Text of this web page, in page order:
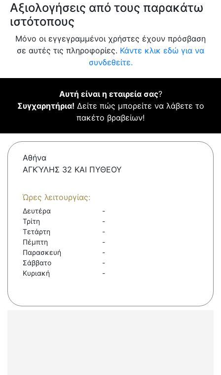
Αξιολογήσεις από τους παρακάτω
ιστότοπους
Μόνο οι εγγεγραμμένοι χρήστες έχουν πρόσβαση
σε αυτές τις πληροφορίες. Κάντε κλικ εδώ για να
συνδεθείτε.
Αυτή είναι η εταιρεία σας?
Συγχαρητήρια! Δείτε πώς μπορείτε να λάβετε το
πακέτο βραβείων!
Αθήνα
ΑΓΚΎΛΗΣ 32 ΚΑΙ ΠΥΘΕΟΥ
Ώρες λειτουργίας:
Δευτέρα
-
Τρίτη
-
Τετάρτη
-
Πέμπτη
-
Παρασκευή
-
Σάββατο
-
Κυριακή
-